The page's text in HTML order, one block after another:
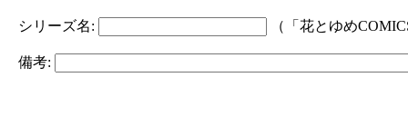
シリーズ名: （「花とゆめ
備考: